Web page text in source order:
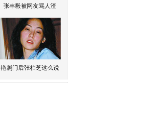
张丰毅被网友骂人渣
艳照门后张柏芝这么说